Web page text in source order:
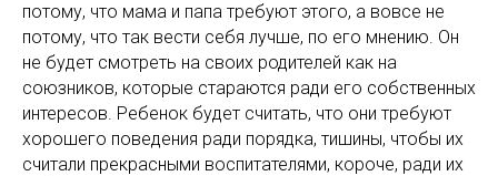
потому, что мама и папа требуют этого, а вовсе не
потому, что так вести себя лучше, по его мнению. Он
не будет смотреть на своих родителей как на
союзников, которые стараются ради его собственных
интересов. Ребенок будет считать, что они требуют
хорошего поведения ради порядка, тишины, чтобы их
считали прекрасными воспитателями, короче, ради их